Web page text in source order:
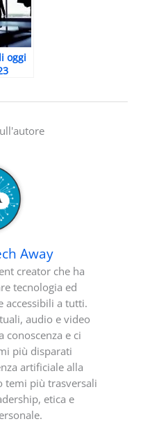
oggi
Away
creator che ha
tecnologia ed
accessibili a tutti.
audio e video
conoscenza e ci
più disparati
artificiale alla
temi più trasversali
etica e